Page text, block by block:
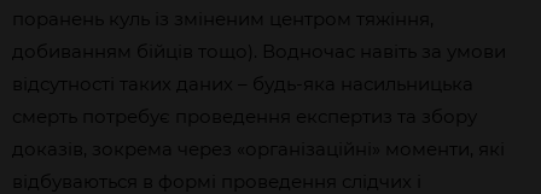
поранень куль із зміненим центром тяжіння,
добиванням бійців тощо). Водночас навіть за умови
відсутності таких даних – будь-яка насильницька
смерть потребує проведення експертиз та збору
доказів, зокрема через «організаційні» моменти, які
відбуваються в формі проведення слідчих і